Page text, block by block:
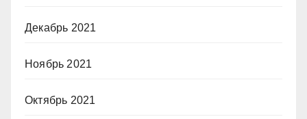
Декабрь 2021
Ноябрь 2021
Октябрь 2021